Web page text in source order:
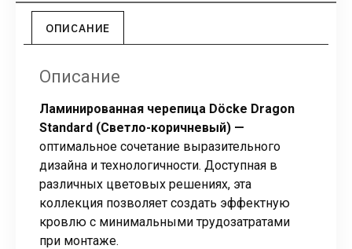
ОПИСАНИЕ
Описание
Ламинированная черепица Döcke Dragon
Standard (Светло-коричневый) —
оптимальное сочетание выразительного
дизайна и технологичности. Доступная в
различных цветовых решениях, эта
коллекция позволяет создать эффектную
кровлю с минимальными трудозатратами
при монтаже.